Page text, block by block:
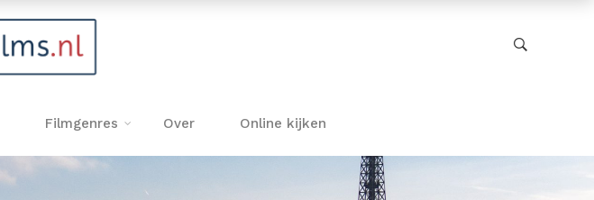
Filmgenres Over Online kijken